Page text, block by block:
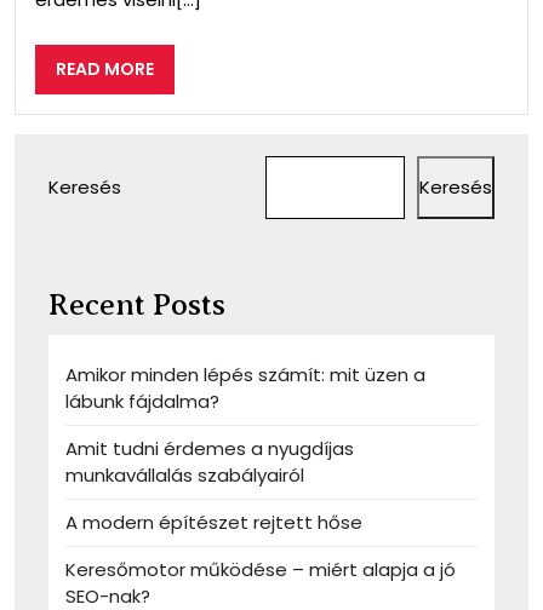
READ MOREREAD
MORE
Keresés Keresés
Recent Posts
Amikor minden lépés számít: mit üzen a
lábunk fájdalma?
Amit tudni érdemes a nyugdíjas
munkavállalás szabályairól
A modern építészet rejtett hőse
Keresőmotor működése – miért alapja a jó
SEO-nak?